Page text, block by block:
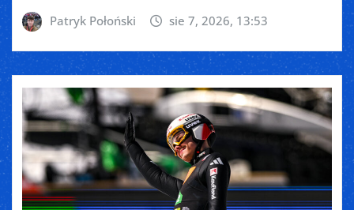
Patryk Połoński sie 7, 2026, 13:53